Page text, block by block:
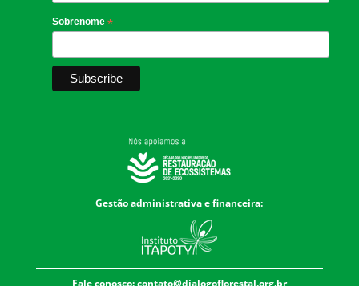
Sobrenome *
Gestão administrativa e financeira:
Fale conosco:contato@dialogoflorestal.org.br